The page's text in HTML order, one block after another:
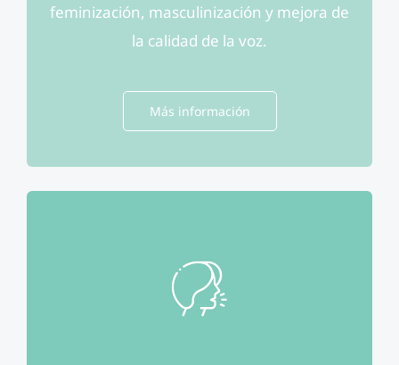
feminización, masculinización y mejora de
la calidad de la voz.
Más información